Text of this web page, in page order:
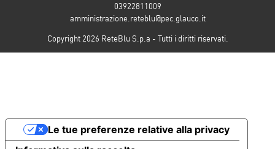
03922811009
amministrazione.reteblu@pec.glauco.it
Copyright 2026 ReteBlu S.p.a - Tutti i diritti riservati.
Le tue preferenze relative alla privacy